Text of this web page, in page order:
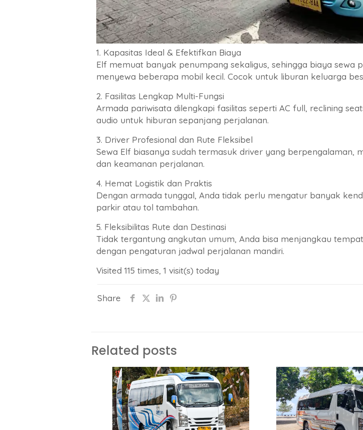
1. Kapasitas Ideal & Efektifkan Biaya
Elf memuat banyak penumpang sekaligus, sehingga biaya sewa
menyewa beberapa mobil kecil. Cocok untuk liburan keluarga
2. Fasilitas Lengkap Multi-Fungsi
Armada pariwisata dilengkapi fasilitas seperti AC full, reclining
audio untuk hiburan sepanjang perjalanan.
3. Driver Profesional dan Rute Fleksibel
Sewa Elf biasanya sudah termasuk driver yang berpengalaman,
dan keamanan perjalanan.
4. Hemat Logistik dan Praktis
Dengan armada tunggal, Anda tidak perlu mengatur banyak
parkir atau tol tambahan.
5. Fleksibilitas Rute dan Destinasi
Tidak tergantung angkutan umum, Anda bisa menjangkau
dengan pengaturan jadwal perjalanan mandiri.
Visited 115 times, 1 visit(s) today
Share
Related posts